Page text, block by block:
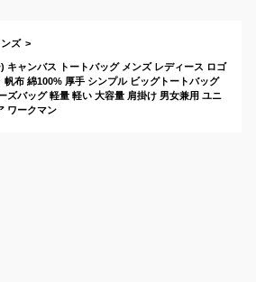
ンズ
キャンバス トートバッグ メンズ レディース ロゴ
帆布 綿100% 厚手 シンプル ビッグトートバッグ
ズバッグ 軽量 軽い 大容量 肩掛け 男女兼用 ユニ
ワークマン